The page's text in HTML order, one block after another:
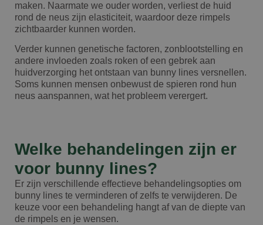
maken. Naarmate we ouder worden, verliest de huid
rond de neus zijn elasticiteit, waardoor deze rimpels
zichtbaarder kunnen worden.
Verder kunnen genetische factoren, zonblootstelling en
andere invloeden zoals roken of een gebrek aan
huidverzorging het ontstaan van bunny lines versnellen.
Soms kunnen mensen onbewust de spieren rond hun
neus aanspannen, wat het probleem verergert.
Welke behandelingen zijn er
voor bunny lines?
Er zijn verschillende effectieve behandelingsopties om
bunny lines te verminderen of zelfs te verwijderen. De
keuze voor een behandeling hangt af van de diepte van
de rimpels en je wensen.